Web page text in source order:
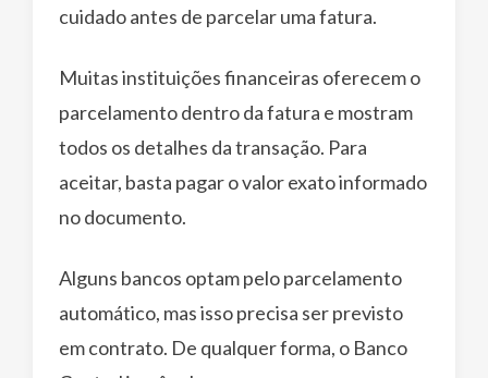
cuidado antes de parcelar uma fatura.
Muitas instituições financeiras oferecem o
parcelamento dentro da fatura e mostram
todos os detalhes da transação. Para
aceitar, basta pagar o valor exato informado
no documento.
Alguns bancos optam pelo parcelamento
automático, mas isso precisa ser previsto
em contrato. De qualquer forma, o Banco